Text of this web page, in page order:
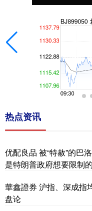
热点资讯
优配良品 被“特赦”的巴
是特朗普政府想要限制
華鑫證券 沪指、深成指
盘论